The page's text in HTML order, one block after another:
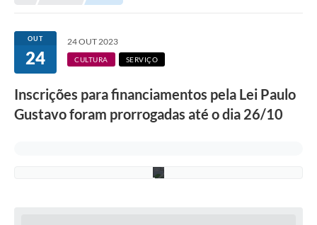
OUT
24
24 OUT 2023
CULTURA SERVIÇO
Inscrições para financiamentos pela Lei Paulo
Gustavo foram prorrogadas até o dia 26/10
V
n